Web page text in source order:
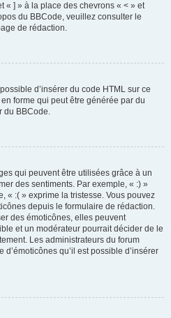
« ] » à la place des chevrons « < » et
du BBCode, veuillez consulter le
de rédaction.
d’insérer du code HTML sur ce
forme qui peut être générée par du
du BBCode.
qui peuvent être utilisées grâce à un
des sentiments. Par exemple, « :) »
« :( » exprime la tristesse. Vous pouvez
depuis le formulaire de rédaction.
des émoticônes, elles peuvent
et un modérateur pourrait décider de le
Les administrateurs du forum
qu’il est possible d’insérer